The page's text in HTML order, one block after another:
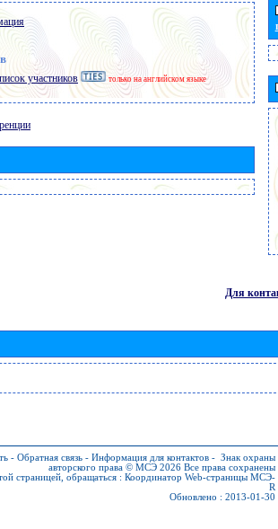
участников только на английском языке
Для
- Обратная связь - Информация для контактов - Знак охраны
авторского права © МСЭ 2026 Все права сохранены
страницей, обращаться : Координатор Web-страницы МСЭ-
R
Обновлено : 2013-01-30